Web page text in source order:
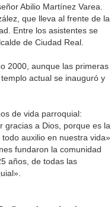
Abilio Martínez Varea.
que lleva al frente de la
Entre los asistentes se
de Ciudad Real.
2000, aunque las primeras
actual se inauguró y
de vida parroquial:
gracias a Dios, porque es la
auxilio en nuestra vida»,
fundaron la comunidad
años, de todas las